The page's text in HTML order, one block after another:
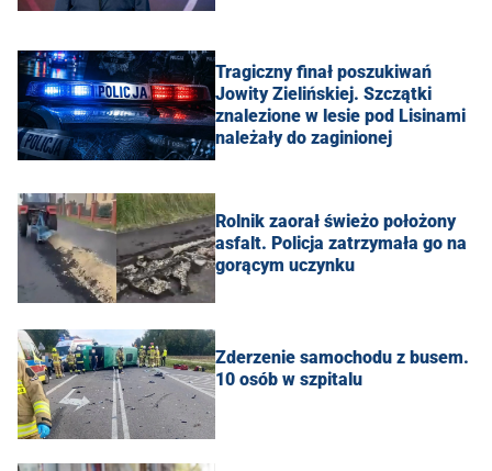
Tragiczny finał poszukiwań
Jowity Zielińskiej. Szczątki
znalezione w lesie pod Lisinami
należały do zaginionej
Rolnik zaorał świeżo położony
asfalt. Policja zatrzymała go na
gorącym uczynku
Zderzenie samochodu z busem.
10 osób w szpitalu